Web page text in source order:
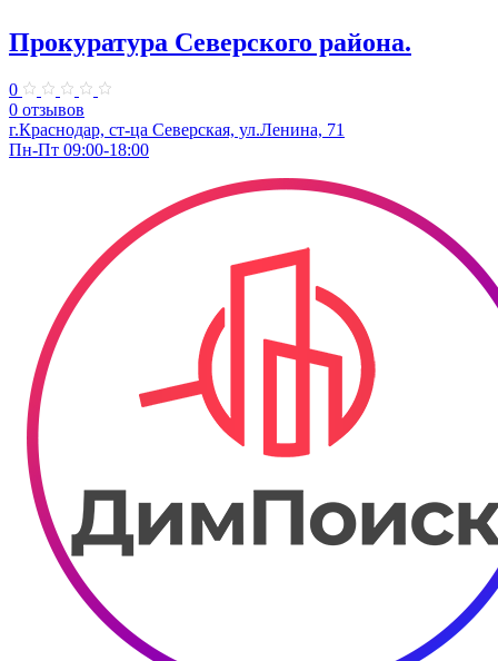
Прокуратура Северского района.
0
0 отзывов
г.Краснодар, ст-ца Северская, ул.Ленина, 71
Пн-Пт 09:00-18:00